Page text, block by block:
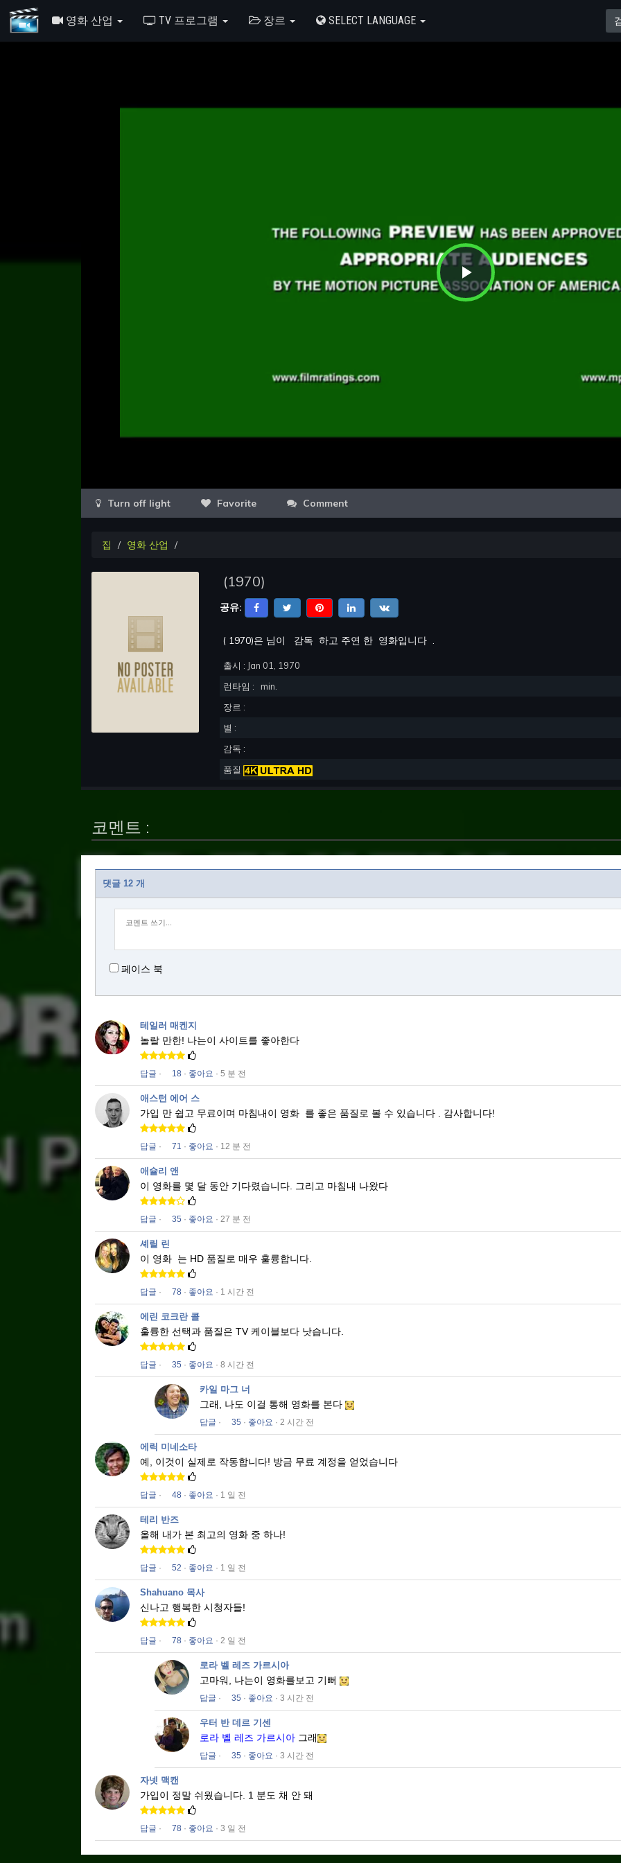
영화 산업 TV 프로그램 장르 SELECT LANGUAGE
Play
Favorite Comment
집 영화 산업
(1970)
공유:
( 1970)은 님이 감독 하고 주연 한 영화입니다 .
출시 : Jan 01, 1970
런타임 :
min.
장르 :
별 :
감독 :
품질
코멘트 :
댓글 12 개
페이스 북
테일러 매켄지
놀랄 만한! 나는이 사이트를 좋아한다
답글 · 18 · 좋아요 · 5 분 전
애스턴 에어 스
가입 만 쉽고 무료이며 마침내이 영화 를 좋은 품질로 볼 수 있습니다 . 감사합니다!
답글 · 71 · 좋아요 · 12 분 전
애슐리 앤
이 영화를 몇 달 동안 기다렸습니다. 그리고 마침내 나왔다
답글 · 35 · 좋아요 · 27 분 전
셰릴 린
이 영화 는 HD 품질로 매우 훌륭합니다.
답글 · 78 · 좋아요 · 1 시간 전
에린 코크란 콜
훌륭한 선택과 품질은 TV 케이블보다 낫습니다.
답글 · 35 · 좋아요 · 8 시간 전
카일 마그 너
그래, 나도 이걸 통해 영화를 본다
답글 · 35 · 좋아요 · 2 시간 전
에릭 미네소타
예, 이것이 실제로 작동합니다! 방금 무료 계정을 얻었습니다
답글 · 48 · 좋아요 · 1 일 전
테리 반즈
올해 내가 본 최고의 영화 중 하나!
답글 · 52 · 좋아요 · 1 일 전
Shahuano 목사
신나고 행복한 시청자들!
답글 · 78 · 좋아요 · 2 일 전
로라 벨 레즈 가르시아
고마워, 나는이 영화를보고 기뻐
답글 · 35 · 좋아요 · 3 시간 전
우터 반 데르 기센
로라 벨 레즈 가르시아 그래
답글 · 35 · 좋아요 · 3 시간 전
자넷 맥캔
가입이 정말 쉬웠습니다. 1 분도 채 안 돼
답글 · 78 · 좋아요 · 3 일 전